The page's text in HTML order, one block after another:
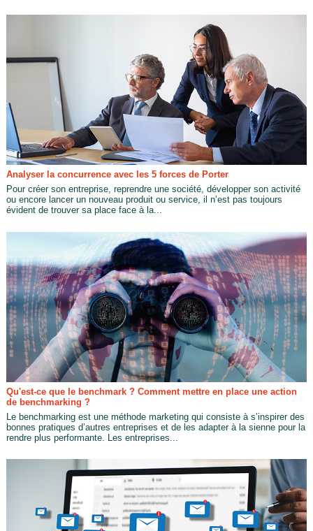
Analyser la concurrence avec les 5 forces de Porter
Pour créer son entreprise, reprendre une société, développer son activité
ou encore lancer un nouveau produit ou service, il n’est pas toujours
évident de trouver sa place face à la...
Qu'est-ce que le benchmark ? Comment mettre en place une action
de benchmarking ?
Le benchmarking est une méthode marketing qui consiste à s’inspirer des
bonnes pratiques d’autres entreprises et de les adapter à la sienne pour la
rendre plus performante. Les entreprises...